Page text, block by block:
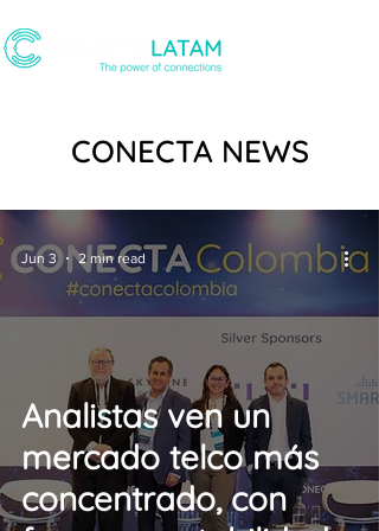
CONECTA NEWS
Analistas ven un
mercado telco más
concentrado, con
Jun 3 2 min read